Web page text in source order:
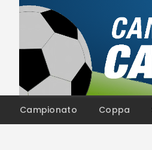
Campionato Coppa